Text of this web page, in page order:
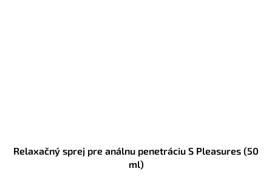
Relaxačný sprej pre análnu penetráciu S Pleasures (50
ml)